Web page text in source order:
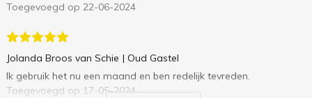
Toegevoegd op 22-06-2024
Jolanda Broos van Schie | Oud Gastel
Ik gebruik het nu een maand en ben redelijk tevreden.
Toegevoegd op 17-05-2024